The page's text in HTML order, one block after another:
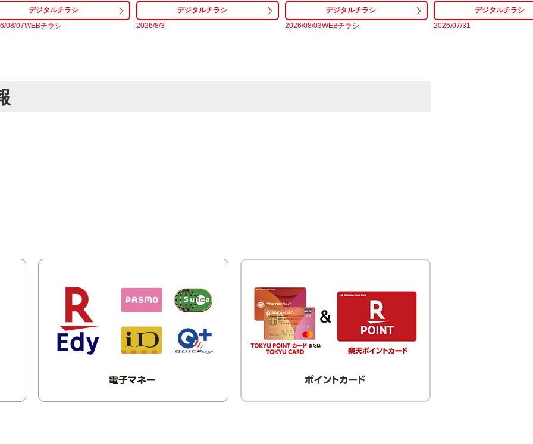
08/07WEBチラシ 2026/8/3 2026/08/03WEBチラシ 2026/07/31